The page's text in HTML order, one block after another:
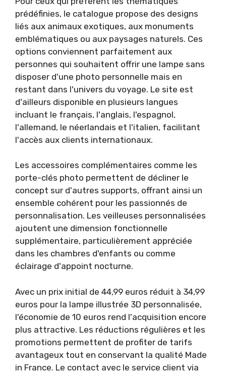
prédéfinies, le catalogue propose des designs
liés aux animaux exotiques, aux monuments
emblématiques ou aux paysages naturels. Ces
options conviennent parfaitement aux
personnes qui souhaitent offrir une lampe sans
disposer d'une photo personnelle mais en
restant dans l'univers du voyage. Le site est
d'ailleurs disponible en plusieurs langues
incluant le français, l'anglais, l'espagnol,
l'allemand, le néerlandais et l'italien, facilitant
l'accès aux clients internationaux.
Les accessoires complémentaires comme les
porte-clés photo permettent de décliner le
concept sur d'autres supports, offrant ainsi un
ensemble cohérent pour les passionnés de
personnalisation. Les veilleuses personnalisées
ajoutent une dimension fonctionnelle
supplémentaire, particulièrement appréciée
dans les chambres d'enfants ou comme
éclairage d'appoint nocturne.
Avec un prix initial de 44,99 euros réduit à 34,99
euros pour la lampe illustrée 3D personnalisée,
l'économie de 10 euros rend l'acquisition encore
plus attractive. Les réductions régulières et les
promotions permettent de profiter de tarifs
avantageux tout en conservant la qualité Made
in France. Le contact avec le service client via